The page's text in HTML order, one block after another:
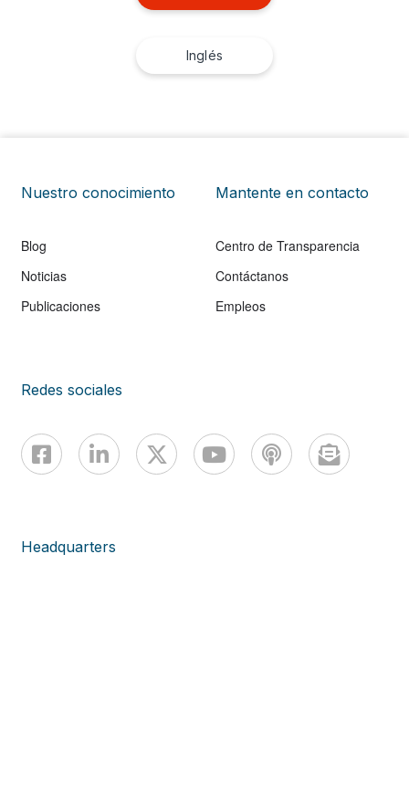
Inglés
Nuestro conocimiento
Blog
Noticias
Publicaciones
Mantente en contacto
Centro de Transparencia
Contáctanos
Empleos
Redes sociales
Headquarters